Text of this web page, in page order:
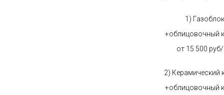
1) Газоблок
+облицовочный
от 15 500
2) Керамический
+облицовочный